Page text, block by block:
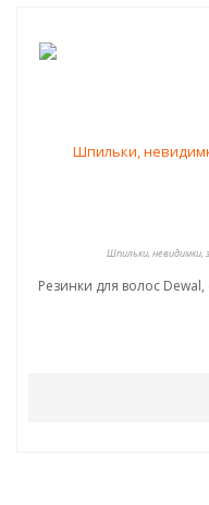
Шпильки, невидимки,
Резинки для волос